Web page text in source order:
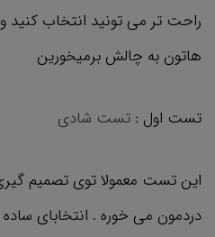
راحت تر می تونید انتخاب کنید
هاتون به چالش برمیخورین
تست اول : تست شادی
این تست معمولا توی تصمیم
دردمون می خوره . انتخابای